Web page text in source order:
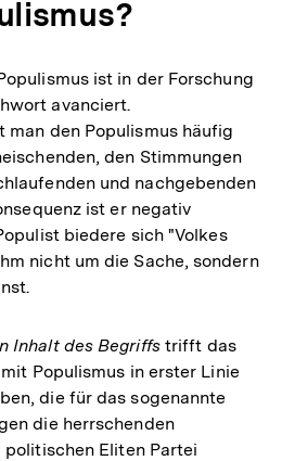
ist in der Forschung
avanciert.
den Populismus häufig
den Stimmungen
und nachgebenden
ist er negativ
biedere sich "Volkes
nicht um die Sache, sondern
Inhalt des Begriffstrifft das
Populismus in erster Linie
die für das sogenannte
die herrschenden
Eliten Partei